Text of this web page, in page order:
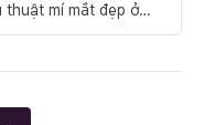
thuật mí mắt đẹp ở